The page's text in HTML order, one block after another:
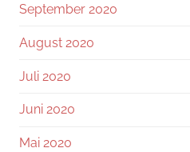
September 2020
August 2020
Juli 2020
Juni 2020
Mai 2020